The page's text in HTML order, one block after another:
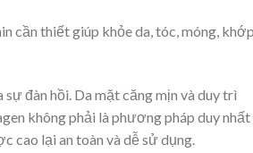
cần thiết giúp khỏe da, tóc, móng, khớp
đàn hồi. Da mặt căng mịn và duy trì
không phải là phương pháp duy nhất
cao lại an toàn và dễ sử dụng.